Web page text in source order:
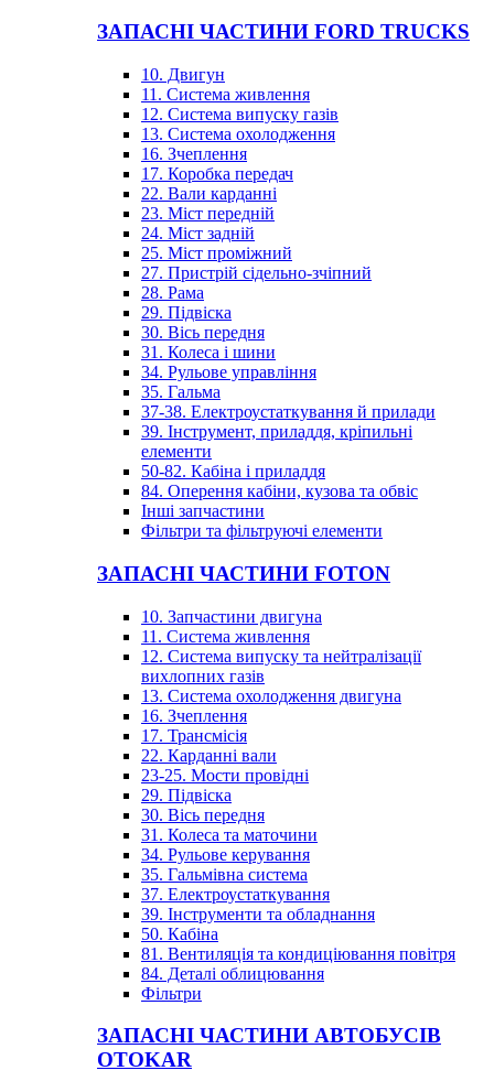
ЗАПАСНІ ЧАСТИНИ FORD TRUCKS
10. Двигун
11. Система живлення
12. Система випуску газів
13. Система охолодження
16. Зчеплення
17. Коробка передач
22. Вали карданні
23. Міст передній
24. Міст задній
25. Міст проміжний
27. Пристрій сідельно-зчіпний
28. Рама
29. Підвіска
30. Вісь передня
31. Колеса і шини
34. Рульове управління
35. Гальма
37-38. Електроустаткування й прилади
39. Інструмент, приладдя, кріпильні
елементи
50-82. Кабіна і приладдя
84. Оперення кабіни, кузова та обвіс
Інші запчастини
Фільтри та фільтруючі елементи
ЗАПАСНІ ЧАСТИНИ FOTON
10. Запчастини двигуна
11. Система живлення
12. Система випуску та нейтралізації
вихлопних газів
13. Система охолодження двигуна
16. Зчеплення
17. Трансмісія
22. Карданні вали
23-25. Мости провідні
29. Підвіска
30. Вісь передня
31. Колеса та маточини
34. Рульове керування
35. Гальмівна система
37. Електроустаткування
39. Інструменти та обладнання
50. Кабіна
81. Вентиляція та кондиціювання повітря
84. Деталі облицювання
Фільтри
ЗАПАСНІ ЧАСТИНИ АВТОБУСІВ
OTOKAR